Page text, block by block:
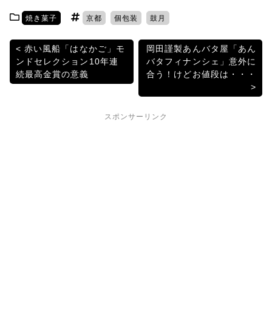
itt
er
c
e
b
o
o
k
e e
n
a et
焼き菓子 京都 個包装 鼓月
投
稿
赤い風船「はなかご」モ
ンドセレクション10年連
続最高金賞の意義
岡田謹製あんバタ屋「あん
バタフィナンシェ」意外に
合う！けどお値段は・・・
スポンサーリンク